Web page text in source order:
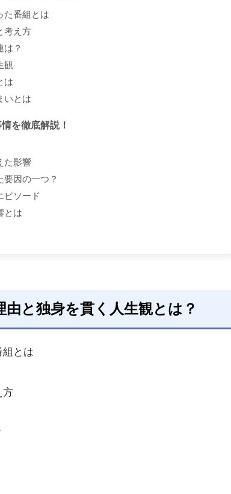
た番組とは
考え方
は？
観
は
いとは
を徹底解説！
た影響
因の一つ？
ピソード
とは
と独身を貫く人生観とは？
組とは
方